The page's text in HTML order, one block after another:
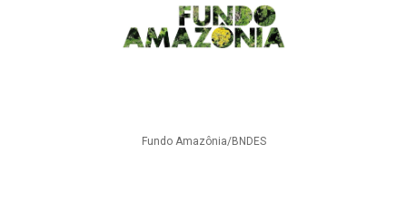
Fundo Amazônia/BNDES